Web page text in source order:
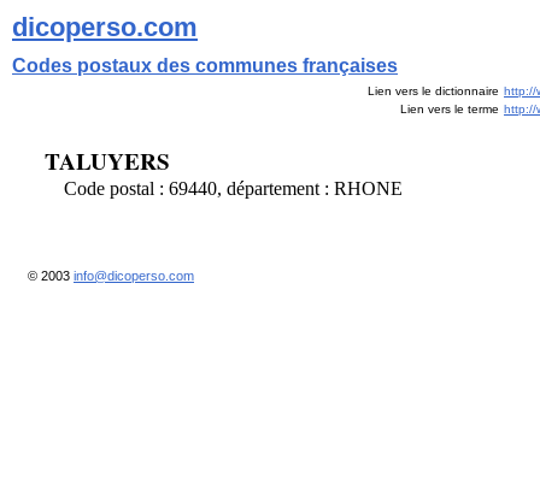
dicoperso.com
Codes postaux des communes françaises
Lien vers le dictionnaire http://
Lien vers le terme http://
TALUYERS
Code postal : 69440, département : RHONE
© 2003 info@dicoperso.com